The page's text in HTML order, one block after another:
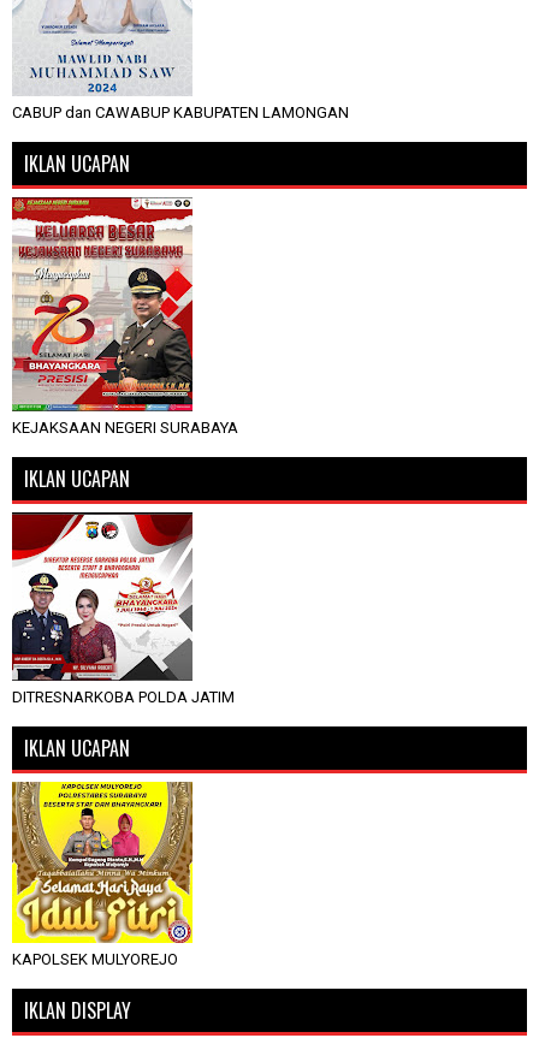
CABUP dan CAWABUP KABUPATEN LAMONGAN
IKLAN UCAPAN
KEJAKSAAN NEGERI SURABAYA
IKLAN UCAPAN
DITRESNARKOBA POLDA JATIM
IKLAN UCAPAN
KAPOLSEK MULYOREJO
IKLAN DISPLAY